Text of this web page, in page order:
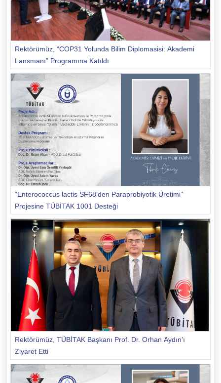
Rektörümüz, “COP31 Yolunda Bilim Diplomasisi: Akademi
Lansmanı” Programına Katıldı
“Enterococcus lactis SF68’den Paraprobiyotik Üretimi”
Projesine TÜBİTAK 1001 Desteği
Rektörümüz, TÜBİTAK Başkanı Prof. Dr. Orhan Aydın’ı
Ziyaret Etti